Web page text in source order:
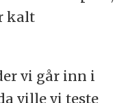
kalt
vi går inn i
ville vi teste